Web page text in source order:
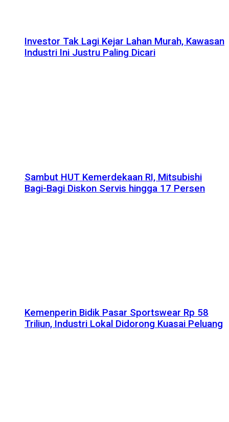
Investor Tak Lagi Kejar Lahan Murah, Kawasan
Industri Ini Justru Paling Dicari
Sambut HUT Kemerdekaan RI, Mitsubishi
Bagi-Bagi Diskon Servis hingga 17 Persen
Kemenperin Bidik Pasar Sportswear Rp 58
Triliun, Industri Lokal Didorong Kuasai Peluang